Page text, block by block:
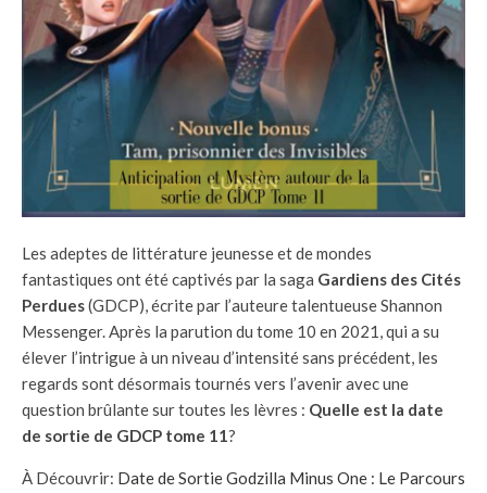
Les adeptes de littérature jeunesse et de mondes
fantastiques ont été captivés par la saga Gardiens des Cités
Perdues(GDCP), écrite par l’auteure talentueuse Shannon
Messenger. Après la parution du tome 10 en 2021, qui a su
élever l’intrigue à un niveau d’intensité sans précédent, les
regards sont désormais tournés vers l’avenir avec une
question brûlante sur toutes les lèvres : Quelle est la date
de sortie de GDCP tome 11?
À Découvrir: Date de Sortie Godzilla Minus One : Le Parcours